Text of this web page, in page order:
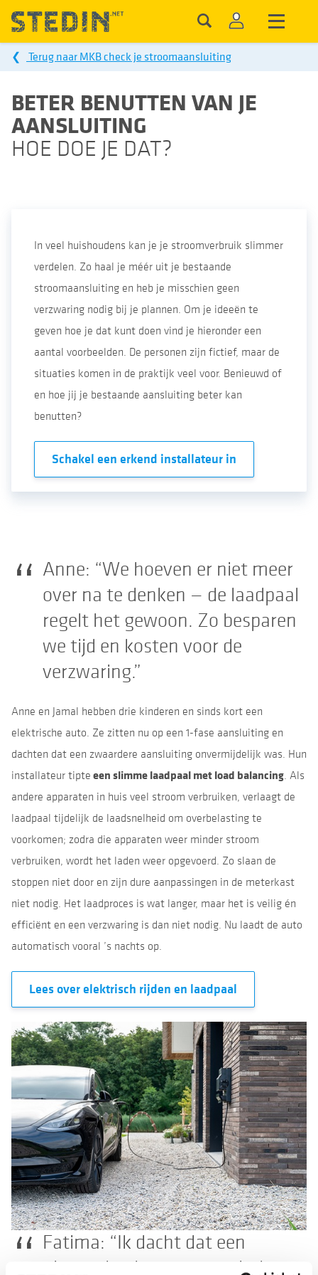
❮ Terug naar MKB check je stroomaansluiting
BETER BENUTTEN VAN JE
AANSLUITING
HOE DOE JE DAT?
In veel huishoudens kan je je stroomverbruik slimmer
verdelen. Zo haal je méér uit je bestaande
stroomaansluiting en heb je misschien geen
verzwaring nodig bij je plannen. Om je ideeën te
geven hoe je dat kunt doen vind je hieronder een
aantal voorbeelden. De personen zijn fictief, maar de
situaties komen in de praktijk veel voor. Benieuwd of
en hoe jij je bestaande aansluiting beter kan
benutten?
Schakel een erkend installateur in
Anne: “We hoeven er niet meer
over na te denken — de laadpaal
regelt het gewoon. Zo besparen
we tijd en kosten voor de
verzwaring.”
Anne en Jamal hebben drie kinderen en sinds kort een
elektrische auto. Ze zitten nu op een 1-fase aansluiting en
dachten dat een zwaardere aansluiting onvermijdelijk was. Hun
installateur tipte een slimme laadpaal met load balancing. Als
andere apparaten in huis veel stroom verbruiken, verlaagt de
laadpaal tijdelijk de laadsnelheid om overbelasting te
voorkomen; zodra die apparaten weer minder stroom
verbruiken, wordt het laden weer opgevoerd. Zo slaan de
stoppen niet door en zijn dure aanpassingen in de meterkast
niet nodig. Het laadproces is wat langer, maar het is veilig én
efficiënt en een verzwaring is dan niet nodig. Nu laadt de auto
automatisch vooral ’s nachts op.
Lees over elektrisch rijden en laadpaal
Fatima: “Ik dacht dat een
nieuwe keuken automatisch een